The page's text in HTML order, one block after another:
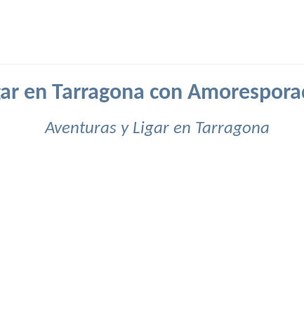
en Tarragona con
Aventuras y Ligar en Tarragona